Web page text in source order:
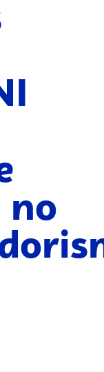
no